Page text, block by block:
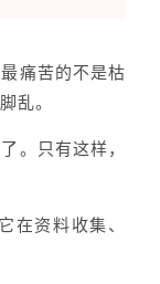
痛苦的不是枯
乱。
。只有这样，
在资料收集、